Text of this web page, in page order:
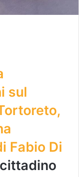
sul
Fabio Di